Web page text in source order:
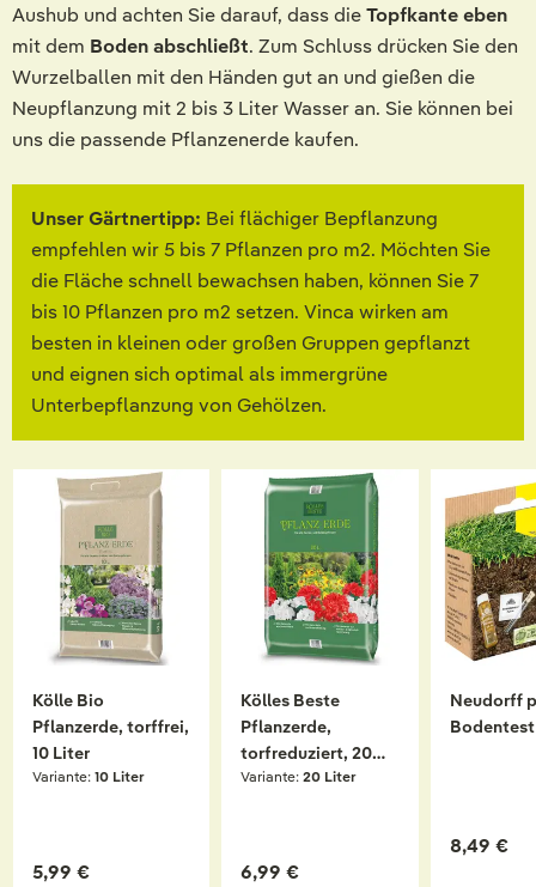
Aushub und achten Sie darauf, dass dieTopfkante eben
mit dem Boden abschließt. Zum Schluss drücken Sie den
Wurzelballen mit den Händen gut an und gießen die
Neupflanzung mit 2 bis 3 Liter Wasser an. Sie können bei
uns die passende Pflanzenerde kaufen.
Unser Gärtnertipp: Bei flächiger Bepflanzung
empfehlen wir 5 bis 7 Pflanzen pro m2. Möchten Sie
die Fläche schnell bewachsen haben, können Sie 7
bis 10 Pflanzen pro m2 setzen. Vinca wirken am
besten in kleinen oder großen Gruppen gepflanzt
und eignen sich optimal als immergrüne
Unterbepflanzung von Gehölzen.
Kölle Bio
Pflanzerde, torffrei,
10 Liter
Variante: 10 Liter
5,99 €
Kölles Beste
Pflanzerde,
torfreduziert, 20
Liter
Variante:20 Liter
6,99 €
Neudorff
8,49 €